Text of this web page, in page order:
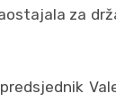
za